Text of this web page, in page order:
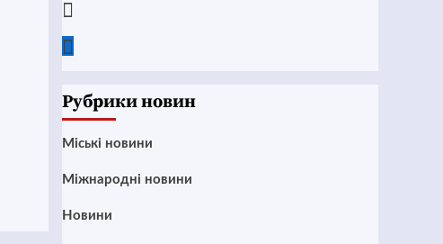
Рубрики новин
Mіські новини
Міжнародні новини
Новини